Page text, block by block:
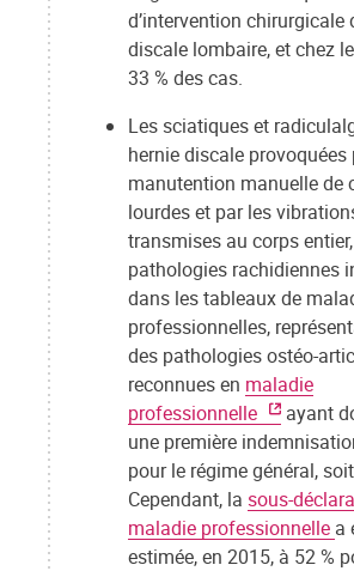
d’intervention chirurgicale
discale lombaire, et chez
33 % des cas.
Les sciatiques et
hernie discale provoquées
manutention manuelle de
lourdes et par les
transmises au corps
pathologies rachidiennes
dans les tableaux de
professionnelles,
des pathologies ostéo-
reconnues en maladie
professionnelle
ayant
une première
pour le régime général,
Cependant, la sous-
maladie professionnelle a
estimée, en 2015, à 52 %